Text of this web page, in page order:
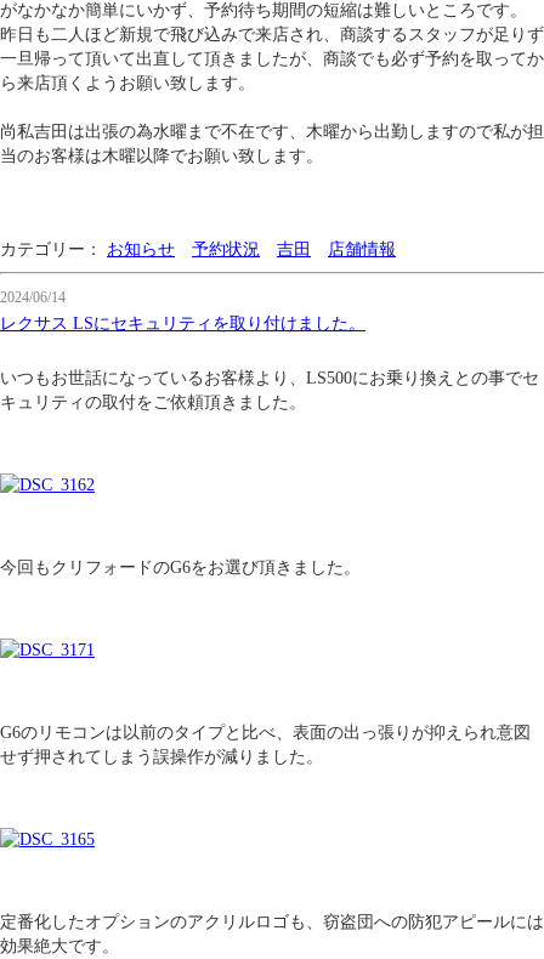
がなかなか簡単にいかず、予約待ち期間の短縮は難しいところです。
昨日も二人ほど新規で飛び込みで来店され、商談するスタッフが足りず
一旦帰って頂いて出直して頂きましたが、商談でも必ず予約を取ってか
ら来店頂くようお願い致します。
尚私吉田は出張の為水曜まで不在です、木曜から出勤しますので私が担
当のお客様は木曜以降でお願い致します。
カテゴリー： お知らせ 予約状況 吉田 店舗情報
2024/06/14
レクサス LSにセキュリティを取り付けました。
いつもお世話になっているお客様より、LS500にお乗り換えとの事でセ
キュリティの取付をご依頼頂きました。
今回もクリフォードのG6をお選び頂きました。
G6のリモコンは以前のタイプと比べ、表面の出っ張りが抑えられ意図
せず押されてしまう誤操作が減りました。
定番化したオプションのアクリルロゴも、窃盗団への防犯アピールには
効果絶大です。